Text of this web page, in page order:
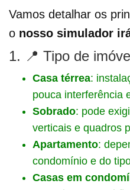
Vamos detalhar os
o nosso simulador
1. 📍 Tipo de
Casa térrea:
pouca interferência
Sobrado: pode
verticais e quadros
Apartamento:
condomínio e do
Casas em